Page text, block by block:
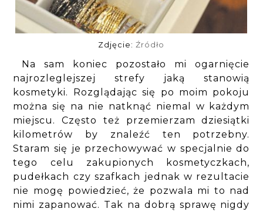
Zdjęcie:Źródło
Na sam koniec pozostało mi ogarnięcie
najrozleglejszej strefy jaką stanowią
kosmetyki. Rozglądając się po moim pokoju
można się na nie natknąć niemal w każdym
miejscu. Często też przemierzam dziesiątki
kilometrów by znaleźć ten potrzebny.
Staram się je przechowywać w specjalnie do
tego celu zakupionych kosmetyczkach,
pudełkach czy szafkach jednak w rezultacie
nie mogę powiedzieć, że pozwala mi to nad
nimi zapanować. Tak na dobrą sprawę nigdy